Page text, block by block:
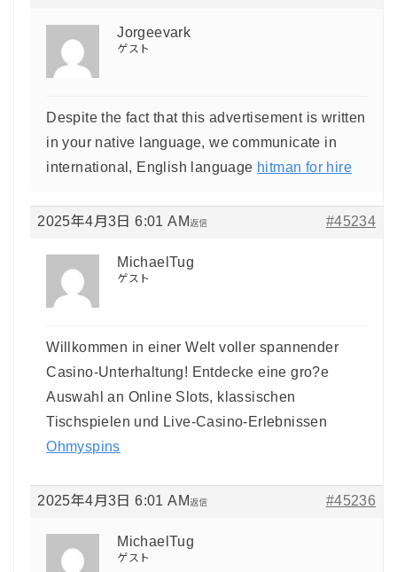
Jorgeevark
ゲスト
Despite the fact that this advertisement is written
in your native language, we communicate in
international, English language hitman for hire
2025年4月3日 6:01 AM #45234
返信
MichaelTug
ゲスト
Willkommen in einer Welt voller spannender
Casino-Unterhaltung! Entdecke eine gro?e
Auswahl an Online Slots, klassischen
Tischspielen und Live-Casino-Erlebnissen
Ohmyspins
2025年4月3日 6:01 AM #45236
返信
MichaelTug
ゲスト